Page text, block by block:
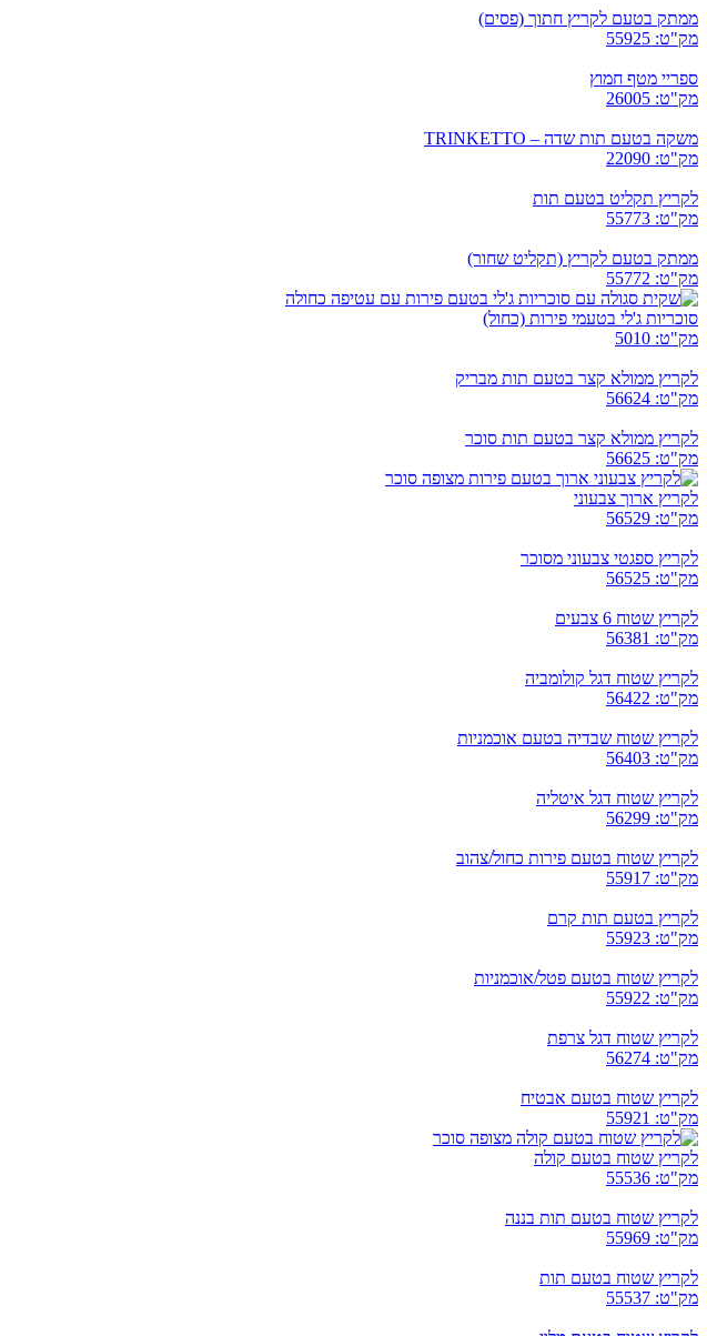
ממתק בטעם לקריץ חתוך (פסים)
מק"ט: 55925
ספריי מטף חמוץ
מק"ט: 26005
משקה בטעם תות שדה – TRINKETTO
מק"ט: 22090
לקריץ תקליט בטעם תות
מק"ט: 55773
ממתק בטעם לקריץ (תקליט שחור)
מק"ט: 55772
סוכריות ג'לי בטעמי פירות (כחול)
מק"ט: 5010
לקריץ ממולא קצר בטעם תות מבריק
מק"ט: 56624
לקריץ ממולא קצר בטעם תות סוכר
מק"ט: 56625
לקריץ ארוך צבעוני
מק"ט: 56529
לקריץ ספגטי צבעוני מסוכר
מק"ט: 56525
לקריץ שטוח 6 צבעים
מק"ט: 56381
לקריץ שטוח דגל קולומביה
מק"ט: 56422
לקריץ שטוח שבדיה בטעם אוכמניות
מק"ט: 56403
לקריץ שטוח דגל איטליה
מק"ט: 56299
לקריץ שטוח בטעם פירות כחול/צהוב
מק"ט: 55917
לקריץ בטעם תות קרם
מק"ט: 55923
לקריץ שטוח בטעם פטל/אוכמניות
מק"ט: 55922
לקריץ שטוח דגל צרפת
מק"ט: 56274
לקריץ שטוח בטעם אבטיח
מק"ט: 55921
לקריץ שטוח בטעם קולה
מק"ט: 55536
לקריץ שטוח בטעם תות בננה
מק"ט: 55969
לקריץ שטוח בטעם תות
מק"ט: 55537